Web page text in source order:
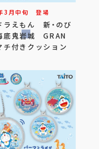
3 月中旬 登場
ラえもん 新・のび
底鬼岩城 GRAN
付きクッション